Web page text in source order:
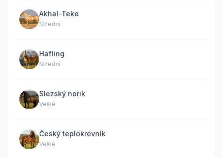
Akhal-Teke
Střední
Hafling
Střední
Slezský norik
Velké
Český teplokrevník
Velké